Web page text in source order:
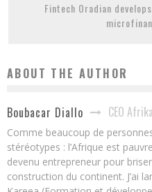
Fintech Oradian
ABOUT THE AUTHOR
Boubacar Diallo CEO
Comme beaucoup de
stéréotypes : l’Afrique est
devenu entrepreneur pour
construction du continent. J’ai